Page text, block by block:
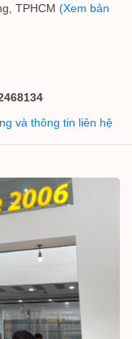
TPHCM (Xem bản
và thông tin liên hệ